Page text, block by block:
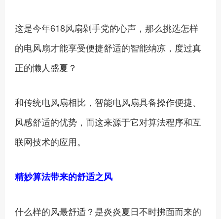
这是今年618风扇剁手党的心声，那么挑选怎样
的电风扇才能享受便捷舒适的智能纳凉，度过真
正的懒人盛夏？
和传统电风扇相比，智能电风扇具备操作便捷、
风感舒适的优势，而这来源于它对算法程序和互
联网技术的应用。
精妙算法带来的舒适之风
什么样的风最舒适？是炎炎夏日不时拂面而来的